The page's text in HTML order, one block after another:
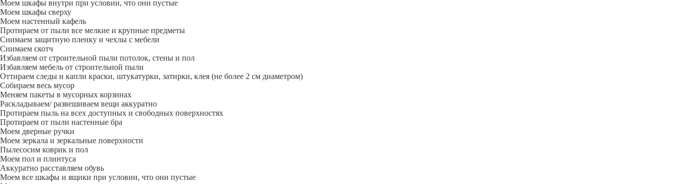
Моем шкафы внутри при условии, что они пустые
Моем шкафы сверху
Моем настенный кафель
Протираем от пыли все мелкие и крупные предметы
Снимаем защитную пленку и чехлы с мебели
Снимаем скотч
Избавляем от строительной пыли потолок, стены и пол
Избавляем мебель от строительной пыли
Оттираем следы и капли краски, штукатурки, затирки, клея (не более 2 см диаметром)
Собираем весь мусор
Меняем пакеты в мусорных корзинах
Раскладываем/ развешиваем вещи аккуратно
Протираем пыль на всех доступных и свободных поверхностях
Протираем от пыли настенные бра
Моем дверные ручки
Моем зеркала и зеркальные поверхности
Пылесосим коврик и пол
Моем пол и плинтуса
Аккуратно расставляем обувь
Моем все шкафы и ящики при условии, что они пустые